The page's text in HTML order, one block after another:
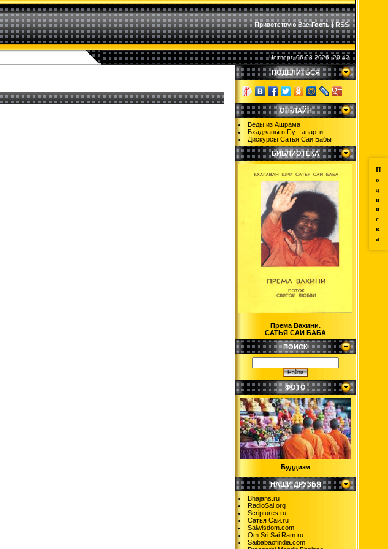
Приветствую Вас Гость|RSS
Четверг, 06.08.2026, 20:42
П
о
д
п
и
с
к
а
ПОДЕЛИТЬСЯ
ОН-ЛАЙН
Веды из Ашрама
Бхаджаны в Путтапарти
Дискурсы Сатья Саи Бабы
БИБЛИОТЕКА
Према Вахини.
САТЬЯ САИ БАБА
ПОИСК
ФОТО
Буддизм
НАШИ ДРУЗЬЯ
Bhajans.ru
RadioSai.org
Scriptures.ru
Сатья Саи.ru
Saiwisdom.com
Om Sri Sai Ram.ru
Saibabaofindia.com